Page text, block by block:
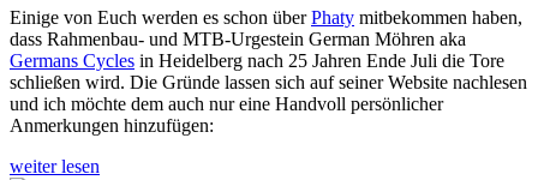
Germans
Cycles
macht
dicht
Einige von Euch werden es schon überPhaty mitbekommen haben,
dass Rahmenbau- und MTB-Urgestein German Möhren aka
Germans Cycles in Heidelberg nach 25 Jahren Ende Juli die Tore
schließen wird. Die Gründe lassen sich auf seiner Website nachlesen
und ich möchte dem auch nur eine Handvoll persönlicher
Anmerkungen hinzufügen:
weiter lesen